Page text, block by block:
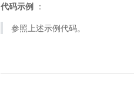
代码示例 ：
参照上述示例代码。